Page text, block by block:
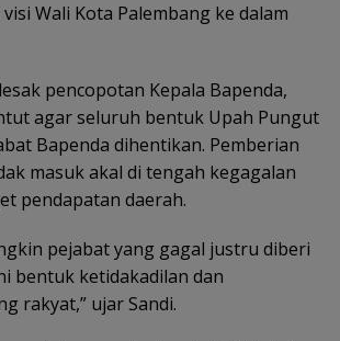
Wali Kota Palembang ke dalam
pencopotan Kepala Bapenda,
agar seluruh bentuk Upah Pungut
Bapenda dihentikan. Pemberian
masuk akal di tengah kegagalan
pendapatan daerah.
pejabat yang gagal justru diberi
bentuk ketidakadilan dan
rakyat,” ujar Sandi.